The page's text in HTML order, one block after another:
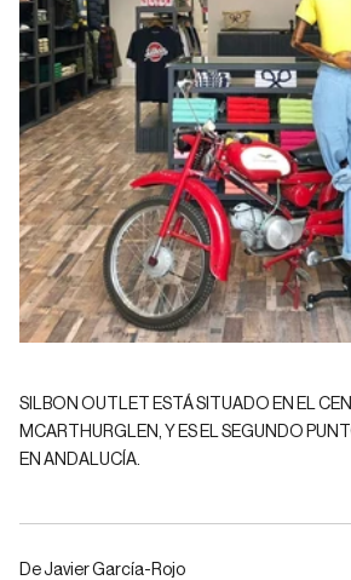
SILBON OUTLET ESTÁ SITUADO EN EL
MCARTHURGLEN, Y ES EL SEGUNDO
EN ANDALUCÍA.
De Javier García-Rojo